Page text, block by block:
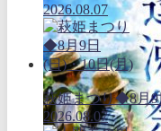
2026.08.07
萩姫まつり◆8月9
2026.08.07